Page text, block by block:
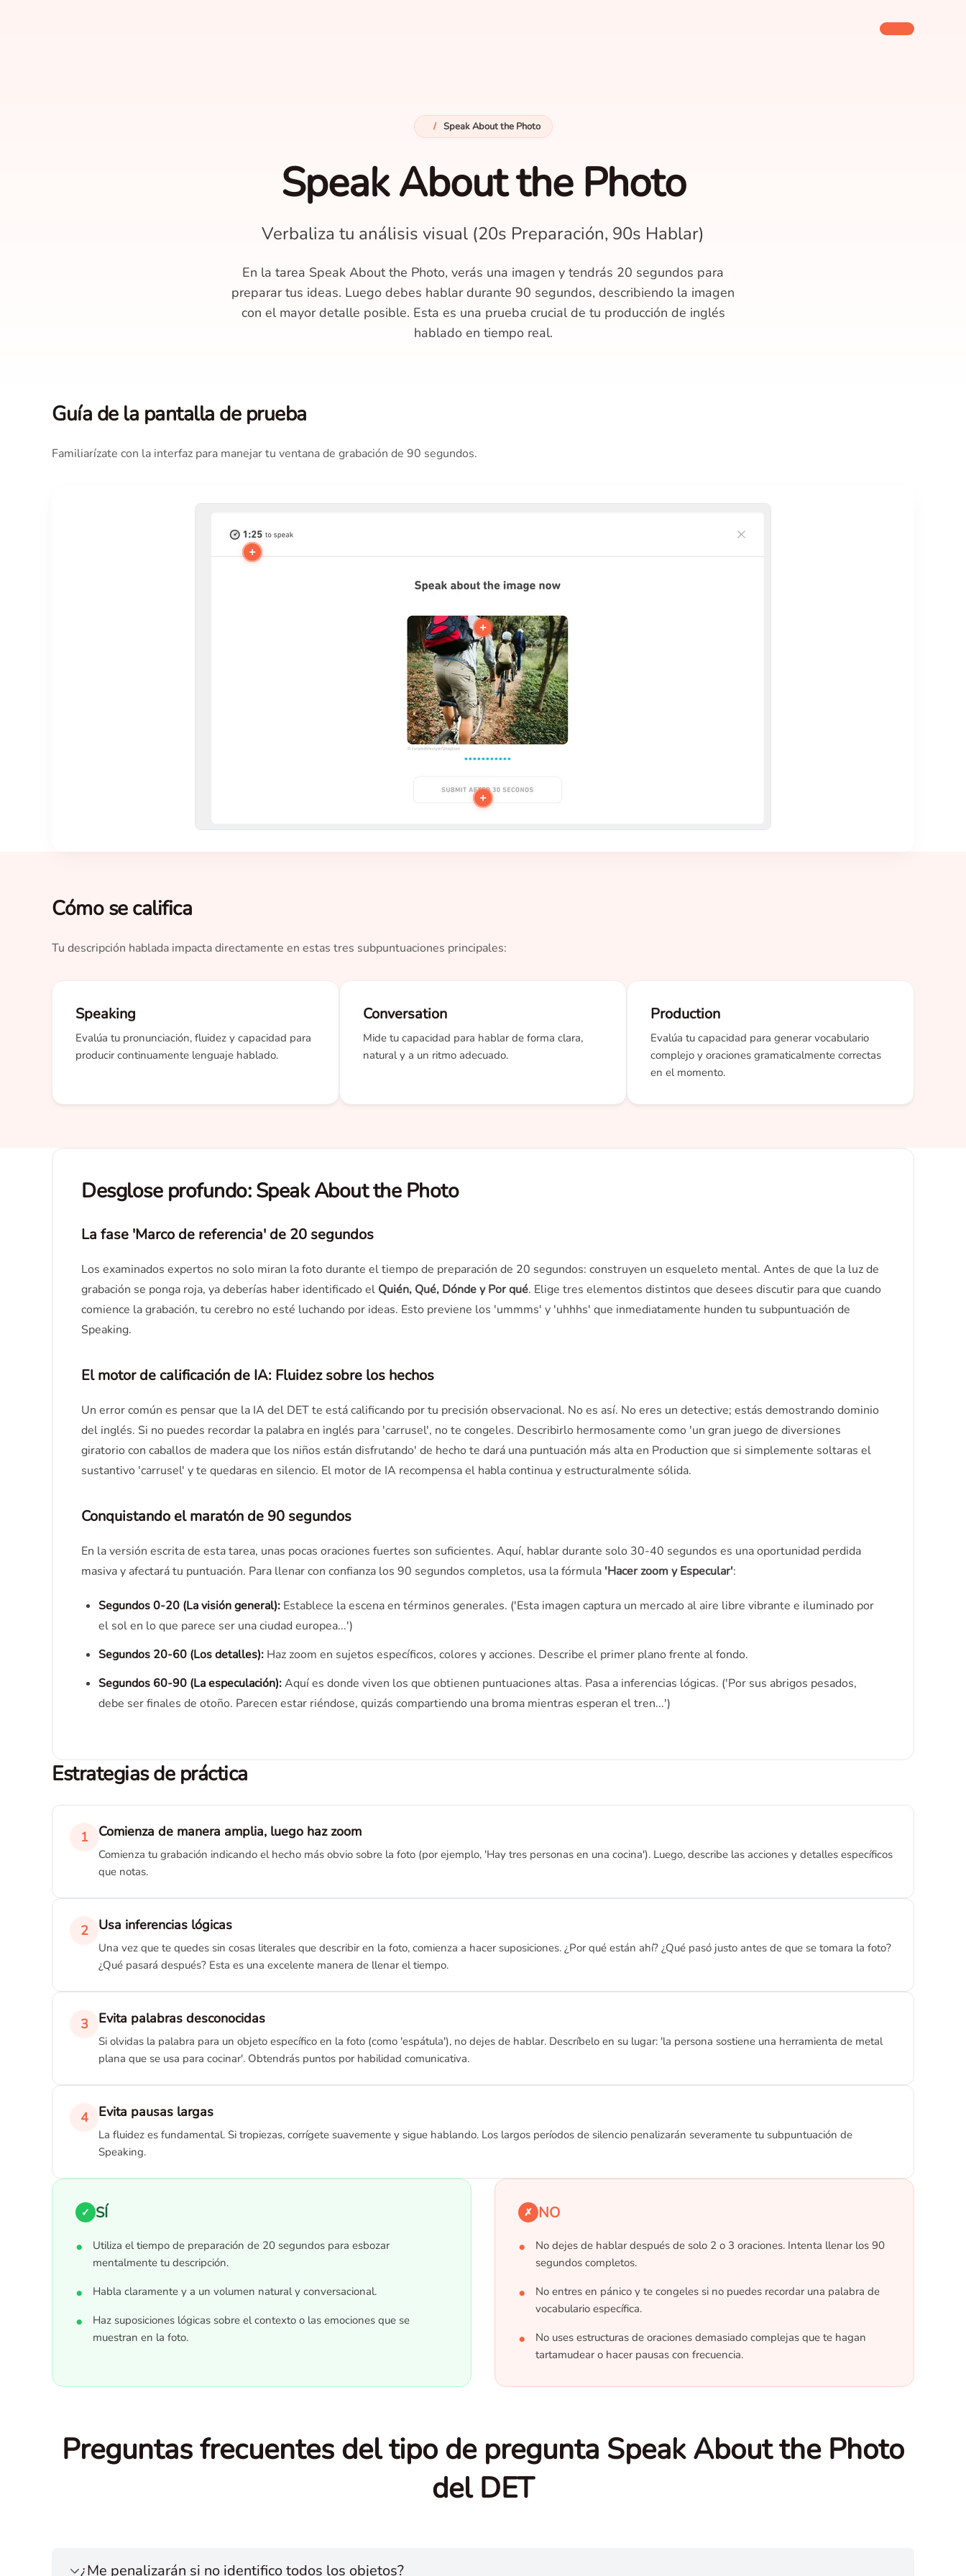
/ Speak About the Photo
Speak About the Photo
Verbaliza tu análisis visual (20s Preparación, 90s Hablar)
En la tarea Speak About the Photo, verás una imagen y tendrás 20 segundos para
preparar tus ideas. Luego debes hablar durante 90 segundos, describiendo la imagen
con el mayor detalle posible. Esta es una prueba crucial de tu producción de inglés
hablado en tiempo real.
Guía de la pantalla de prueba
Familiarízate con la interfaz para manejar tu ventana de grabación de 90 segundos.
+
+
+
Cómo se califica
Tu descripción hablada impacta directamente en estas tres subpuntuaciones principales:
Speaking
Evalúa tu pronunciación, fluidez y capacidad para
producir continuamente lenguaje hablado.
Conversation
Mide tu capacidad para hablar de forma clara,
natural y a un ritmo adecuado.
Production
Evalúa tu capacidad para generar vocabulario
complejo y oraciones gramaticalmente correctas
en el momento.
Desglose profundo: Speak About the Photo
La fase 'Marco de referencia' de 20 segundos
Los examinados expertos no solo miran la foto durante el tiempo de preparación de 20 segundos: construyen un esqueleto mental. Antes de que la luz de
grabación se ponga roja, ya deberías haber identificado el Quién, Qué, Dónde y Por qué. Elige tres elementos distintos que desees discutir para que cuando
comience la grabación, tu cerebro no esté luchando por ideas. Esto previene los 'ummms' y 'uhhhs' que inmediatamente hunden tu subpuntuación de
Speaking.
El motor de calificación de IA: Fluidez sobre los hechos
Un error común es pensar que la IA del DET te está calificando por tu precisión observacional. No es así. No eres un detective; estás demostrando dominio
del inglés. Si no puedes recordar la palabra en inglés para 'carrusel', no te congeles. Describirlo hermosamente como 'un gran juego de diversiones
giratorio con caballos de madera que los niños están disfrutando' de hecho te dará una puntuación más alta en Production que si simplemente soltaras el
sustantivo 'carrusel' y te quedaras en silencio. El motor de IA recompensa el habla continua y estructuralmente sólida.
Conquistando el maratón de 90 segundos
En la versión escrita de esta tarea, unas pocas oraciones fuertes son suficientes. Aquí, hablar durante solo 30-40 segundos es una oportunidad perdida
masiva y afectará tu puntuación. Para llenar con confianza los 90 segundos completos, usa la fórmula 'Hacer zoom y Especular':
Segundos 0-20 (La visión general): Establece la escena en términos generales. ('Esta imagen captura un mercado al aire libre vibrante e iluminado por
el sol en lo que parece ser una ciudad europea...')
Segundos 20-60 (Los detalles): Haz zoom en sujetos específicos, colores y acciones. Describe el primer plano frente al fondo.
Segundos 60-90 (La especulación):Aquí es donde viven los que obtienen puntuaciones altas. Pasa a inferencias lógicas. ('Por sus abrigos pesados,
debe ser finales de otoño. Parecen estar riéndose, quizás compartiendo una broma mientras esperan el tren...')
Estrategias de práctica
1 Comienza de manera amplia, luego haz zoom
Comienza tu grabación indicando el hecho más obvio sobre la foto (por ejemplo, 'Hay tres personas en una cocina'). Luego, describe las acciones y detalles específicos
que notas.
2 Usa inferencias lógicas
Una vez que te quedes sin cosas literales que describir en la foto, comienza a hacer suposiciones. ¿Por qué están ahí? ¿Qué pasó justo antes de que se tomara la foto?
¿Qué pasará después? Esta es una excelente manera de llenar el tiempo.
3 Evita palabras desconocidas
Si olvidas la palabra para un objeto específico en la foto (como 'espátula'), no dejes de hablar. Descríbelo en su lugar: 'la persona sostiene una herramienta de metal
plana que se usa para cocinar'. Obtendrás puntos por habilidad comunicativa.
4 Evita pausas largas
La fluidez es fundamental. Si tropiezas, corrígete suavemente y sigue hablando. Los largos períodos de silencio penalizarán severamente tu subpuntuación de
Speaking.
✓ SÍ
Utiliza el tiempo de preparación de 20 segundos para esbozar
mentalmente tu descripción.
Habla claramente y a un volumen natural y conversacional.
Haz suposiciones lógicas sobre el contexto o las emociones que se
muestran en la foto.
✗ NO
No dejes de hablar después de solo 2 o 3 oraciones. Intenta llenar los 90
segundos completos.
No entres en pánico y te congeles si no puedes recordar una palabra de
vocabulario específica.
No uses estructuras de oraciones demasiado complejas que te hagan
tartamudear o hacer pausas con frecuencia.
Preguntas frecuentes del tipo de pregunta Speak About the Photo
del DET
¿Me penalizarán si no identifico todos los objetos?